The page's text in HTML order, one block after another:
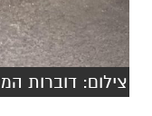
צילום: דוברות